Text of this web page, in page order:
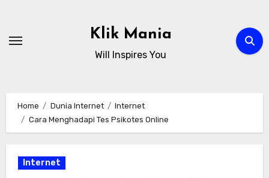
content
Klik Mania
Will Inspires You
Home Dunia Internet
Internet
Cara Menghadapi Tes Psikotes Online
Internet